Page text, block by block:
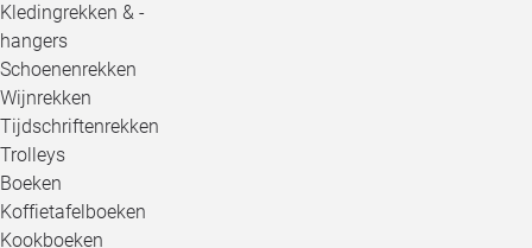
Kledingrekken & -
hangers
Schoenenrekken
Wijnrekken
Tijdschriftenrekken
Trolleys
Boeken
Koffietafelboeken
Kookboeken